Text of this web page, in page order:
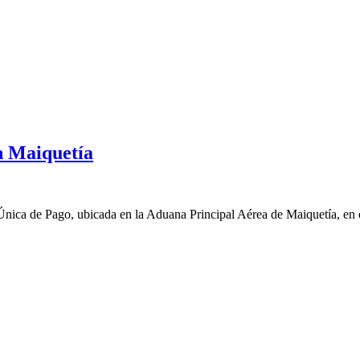
Maiquetía
de Pago, ubicada en la Aduana Principal Aérea de Maiquetía, en